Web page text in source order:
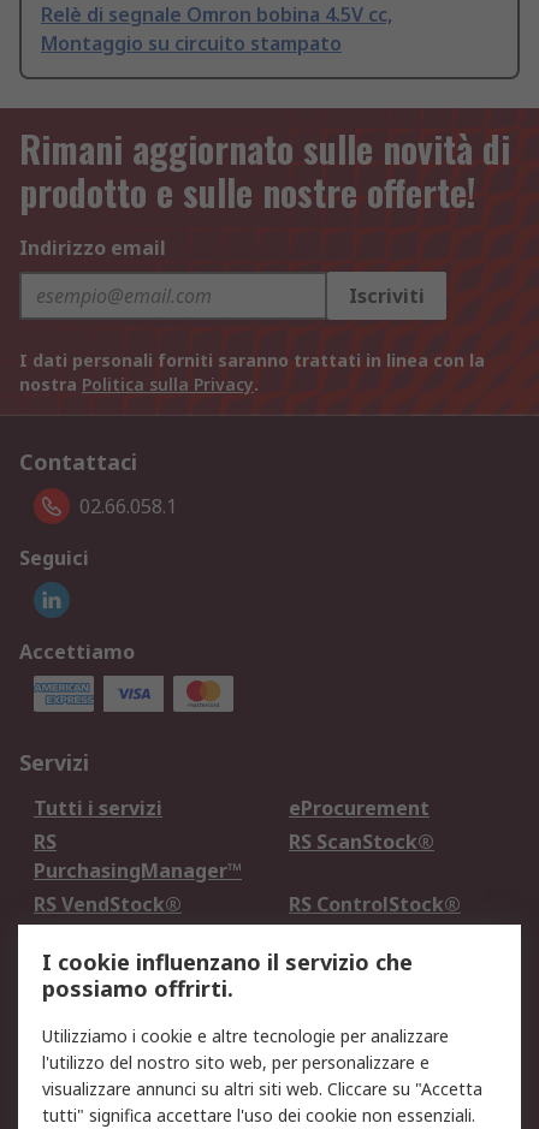
Relè di segnale Omron bobina 4.5V cc,
Montaggio su circuito stampato
Rimani aggiornato sulle novità di
prodotto e sulle nostre offerte!
Indirizzo email
Iscriviti
I dati personali forniti saranno trattati in linea con la
nostra Politica sulla Privacy.
Contattaci
02.66.058.1
Seguici
Accettiamo
Servizi
Tutti i servizi
eProcurement
RS
PurchasingManager™
RS ScanStock®
RS VendStock®
RS ControlStock®
Legale
Informativa Cookie
Informativa Privacy -
Aggiornata
Email Security
Termini d'uso
I cookie influenzano il servizio che
possiamo offrirti.
Utilizziamo i cookie e altre tecnologie per analizzare
l'utilizzo del nostro sito web, per personalizzare e
visualizzare annunci su altri siti web. Cliccare su "Accetta
tutti" significa accettare l'uso dei cookie non essenziali.